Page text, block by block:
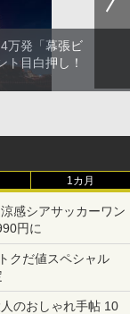
万発「幕張ビ
ト目白押し！
1カ月
感シアサッカーワン
円に
クだ値スペシャル
のおしゃれ手帖 10